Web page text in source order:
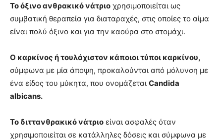
Το όξινο ανθρακικό νάτριο χρησιμοποιείται ως
συμβατική θεραπεία για διαταραχές, στις οποίες το αίμα
είναι πολύ όξινο και για την καούρα στο στομάχι.
Ο καρκίνος ή τουλάχιστον κάποιοι τύποι καρκίνου,
σύμφωνα με μία άποψη, προκαλούνται από μόλυνση με
ένα είδος του μύκητα, που ονομάζεται Candida
albicans.
Το διττανθρακικό νάτριο είναι ασφαλές όταν
χρησιμοποιείται σε κατάλληλες δόσεις και σύμφωνα με